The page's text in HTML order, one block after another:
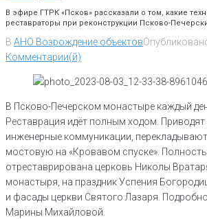
В эфире ГТРК «Псков» рассказали о том, какие
реставраторы при реконструкции Псково-
В АНО Возрождение объектов
Комментарии(й)
В Псково-Печерском монастыре каждый
Реставрация идёт полным ходом. Приводят
инженерные коммуникации,
мостовую на «Кровавом спуске».
отреставрирована церковь Николы
монастыря, на праздник Успения
и фасады церкви Святого Лазаря.
Марины Михайловой.